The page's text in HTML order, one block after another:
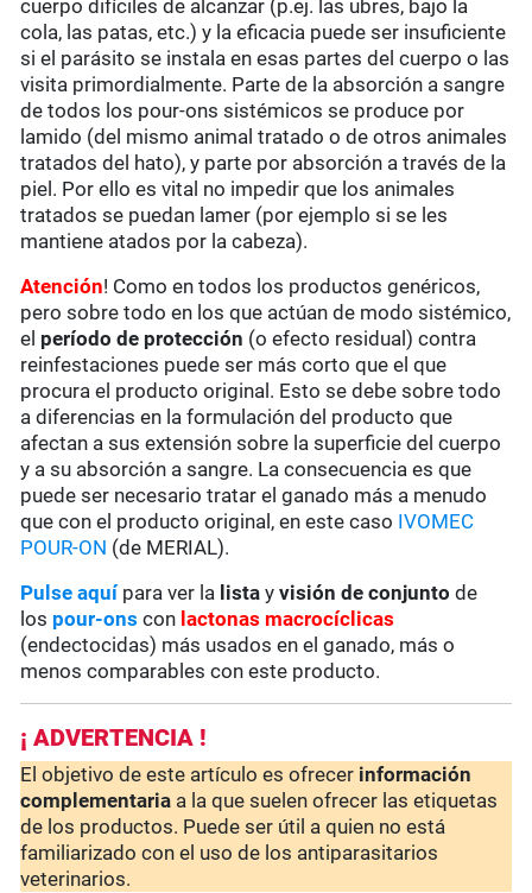
cuerpo difíciles de alcanzar (p.ej. las ubres, bajo la
cola, las patas, etc.) y la eficacia puede ser insuficiente
si el parásito se instala en esas partes del cuerpo o las
visita primordialmente. Parte de la absorción a sangre
de todos los pour-ons sistémicos se produce por
lamido (del mismo animal tratado o de otros animales
tratados del hato), y parte por absorción a través de la
piel. Por ello es vital no impedir que los animales
tratados se puedan lamer (por ejemplo si se les
mantiene atados por la cabeza).
Atención! Como en todos los productos genéricos,
pero sobre todo en los que actúan de modo sistémico,
el período de protección (o efecto residual) contra
reinfestaciones puede ser más corto que el que
procura el producto original. Esto se debe sobre todo
a diferencias en la formulación del producto que
afectan a sus extensión sobre la superficie del cuerpo
y a su absorción a sangre. La consecuencia es que
puede ser necesario tratar el ganado más a menudo
que con el producto original, en este caso IVOMEC
POUR-ON (de MERIAL).
Pulse aquí para ver la lista yvisión de conjunto de
los pour-ons con lactonas macrocíclicas
(endectocidas) más usados en el ganado, más o
menos comparables con este producto.
¡ ADVERTENCIA !
El objetivo de este artículo es ofrecer información
complementaria a la que suelen ofrecer las etiquetas
de los productos. Puede ser útil a quien no está
familiarizado con el uso de los antiparasitarios
veterinarios.